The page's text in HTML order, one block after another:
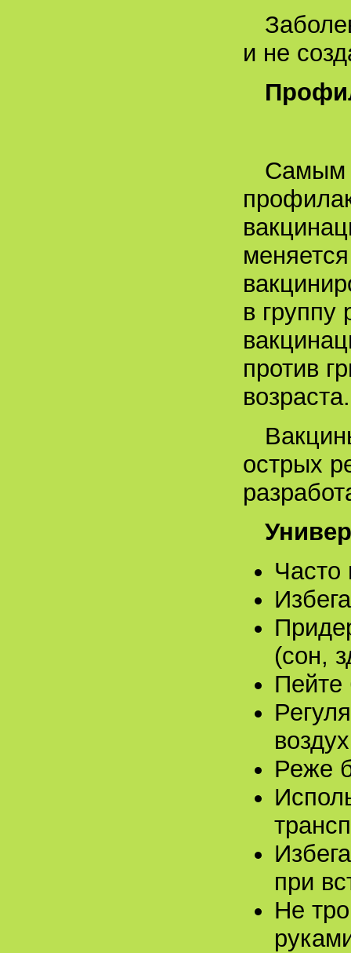
и не
Самым
в
против
возраста.
острых
Часто
(сон,
Пейте
Реже
при
Не